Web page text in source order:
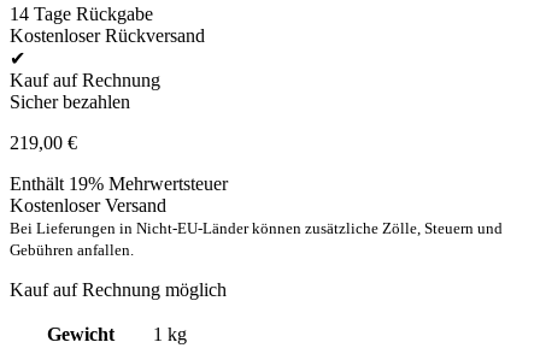
14 Tage Rückgabe
Kostenloser Rückversand
✔
Kauf auf Rechnung
Sicher bezahlen
219,00 €
Enthält 19% Mehrwertsteuer
Kostenloser Versand
Bei Lieferungen in Nicht-EU-Länder können zusätzliche Zölle, Steuern und
Gebühren anfallen.
Kauf auf Rechnung möglich
Gewicht
1 kg